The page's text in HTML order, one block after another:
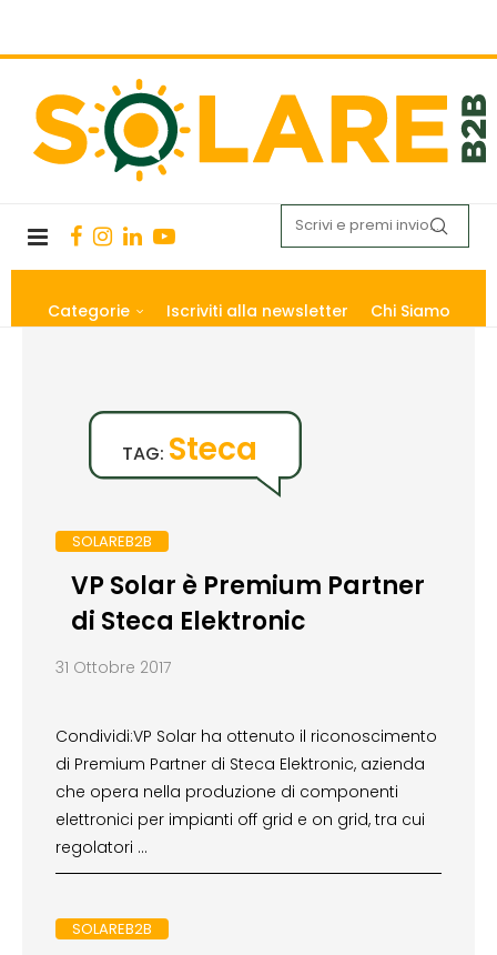
Categorie Iscriviti alla newsletter Chi Siamo
TAG: Steca
SOLAREB2B
VP Solar è Premium Partner
di Steca Elektronic
31 Ottobre 2017
Condividi:VP Solar ha ottenuto il riconoscimento
di Premium Partner di Steca Elektronic, azienda
che opera nella produzione di componenti
elettronici per impianti off grid e on grid, tra cui
regolatori …
SOLAREB2B